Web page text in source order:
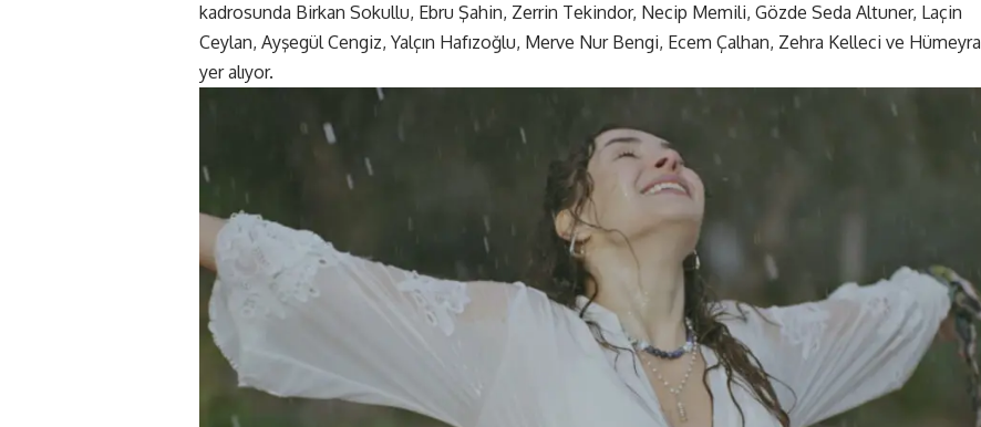
kadrosunda Birkan Sokullu, Ebru Şahin, Zerrin Tekindor, Necip Memili, Gözde Seda Altuner, Laçin
Ceylan, Ayşegül Cengiz, Yalçın Hafızoğlu, Merve Nur Bengi, Ecem Çalhan, Zehra Kelleci ve Hümeyra
yer alıyor.